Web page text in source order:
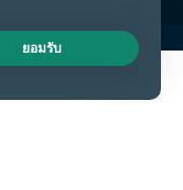
Live Chat